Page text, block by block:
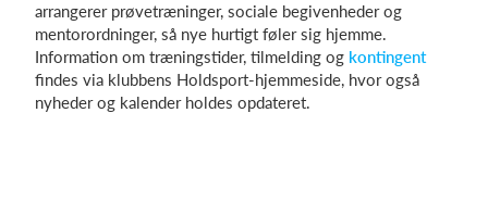
arrangerer prøvetræninger, sociale begivenheder og
mentorordninger, så nye hurtigt føler sig hjemme.
Information om træningstider, tilmelding og kontingent
findes via klubbens Holdsport-hjemmeside, hvor også
nyheder og kalender holdes opdateret.